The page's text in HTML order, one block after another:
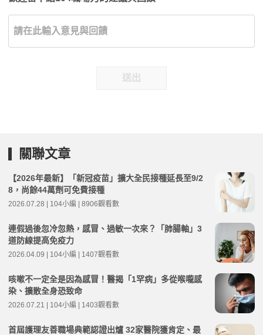
送出
關聯文章
【2026年最新】「新冠疫苗」擴大全民接種延長至9/2
8，尚餘44萬劑可免費接種
2026.07.28 | 104小編 | 8906觀看數
連假過後忽冷忽熱，感冒、過敏一次來？「肺腸軸」3
道防線提高免疫力
2026.04.09 | 104小編 | 1407觀看數
咳嗽不一定全是因為感冒！醫揭「1罕病」多從喉嚨感
染、擴散全身恐致命
2026.07.21 | 104小編 | 1403觀看數
首屆護理友善職場典範認證出爐 32家醫院獲肯定、最